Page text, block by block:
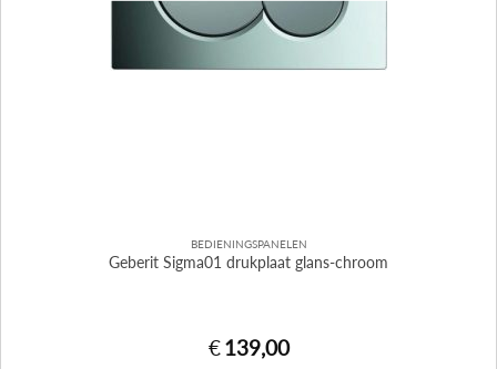
BEDIENINGSPANELEN
Geberit Sigma01 drukplaat glans-chroom
€ 139,00